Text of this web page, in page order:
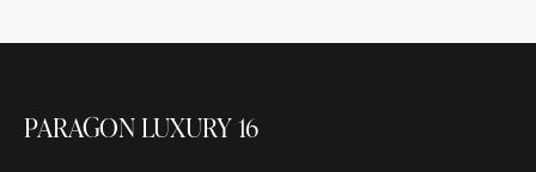
PARAGON LUXURY 16